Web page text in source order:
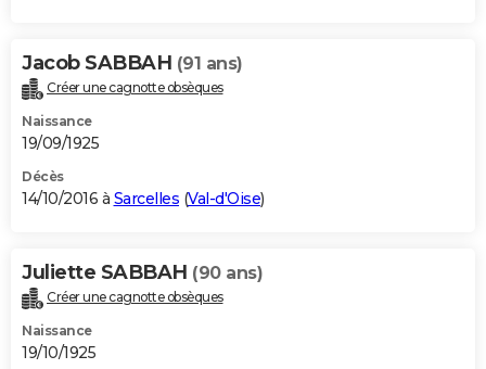
Jacob SABBAH (91 ans)
Créer une cagnotte obsèques
Naissance
19/09/1925
Décès
14/10/2016 à Sarcelles (Val-d'Oise)
Juliette SABBAH (90 ans)
Créer une cagnotte obsèques
Naissance
19/10/1925